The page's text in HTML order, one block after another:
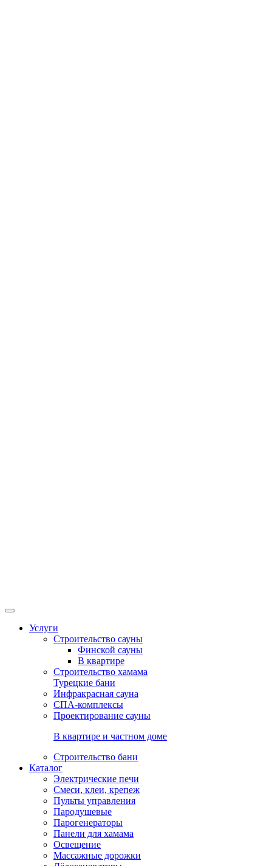
Услуги
Строительство сауны
Финской сауны
В квартире
Строительство хамама
Турецкие бани
Инфракрасная сауна
СПА-комплексы
Проектирование сауны
В квартире и частном доме
Строительство бани
Каталог
Электрические печи
Смеси, клеи, крепеж
Пульты управления
Пародушевые
Парогенераторы
Панели для хамама
Освещение
Массажные дорожки